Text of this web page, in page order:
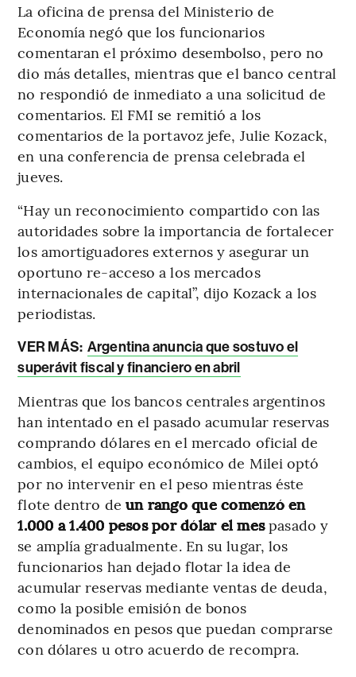
La oficina de prensa del Ministerio de
Economía negó que los funcionarios
comentaran el próximo desembolso, pero no
dio más detalles, mientras que el banco central
no respondió de inmediato a una solicitud de
comentarios. El FMI se remitió a los
comentarios de la portavoz jefe, Julie Kozack,
en una conferencia de prensa celebrada el
jueves.
“Hay un reconocimiento compartido con las
autoridades sobre la importancia de fortalecer
los amortiguadores externos y asegurar un
oportuno re-acceso a los mercados
internacionales de capital”, dijo Kozack a los
periodistas.
VER MÁS: Argentina anuncia que sostuvo el
superávit fiscal y financiero en abril
Mientras que los bancos centrales argentinos
han intentado en el pasado acumular reservas
comprando dólares en el mercado oficial de
cambios, el equipo económico de Milei optó
por no intervenir en el peso mientras éste
flote dentro de un rango que comenzó en
1.000 a 1.400 pesos por dólar el mespasado y
se amplía gradualmente. En su lugar, los
funcionarios han dejado flotar la idea de
acumular reservas mediante ventas de deuda,
como la posible emisión de bonos
denominados en pesos que puedan comprarse
con dólares u otro acuerdo de recompra.